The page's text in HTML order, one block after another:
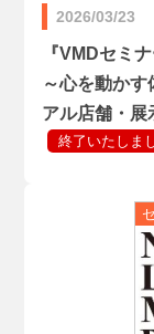
2026/03/23
『VMDセミ
～心を動か
アル店舗・展